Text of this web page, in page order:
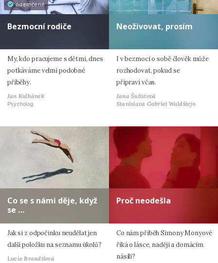
odemčené
Bezmocní rodiče
My, kdo pracujeme s dětmi, dnes
potkáváme velmi podobné
příběhy.
Jan Kulhánek
Psycholog
Neoživovat, prosím
I v bezmoci o sobě člověk může
rozhodovat, pokud se
připraví včas.
Jana Šulistová
Stanislava Gabriel Waldštejn
Co se s námi děje, když
se …
Jak si z odpočinku neudělat jen
další položku na seznamu úkolů?
Lucie Brandtlová
Proč neodešla
Co nám příběh Simony Monyové
říká o lásce, naději a domácím
násilí?